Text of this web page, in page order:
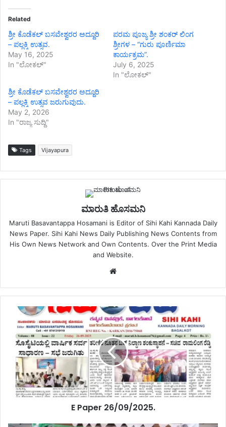
Related
ಶ್ರೀ ಕೊಡೆಕಲ್ ಬಸವೇಶ್ವರರ ಅದ್ದೂರಿ
– ಪಲ್ಲಕ್ಕಿ ಉತ್ಸವ.
May 16, 2025
In "ಲೋಕಲ್"
ಪರಮ ಪೂಜ್ಯ ಶ್ರೀ ಶಂಕರ್ ಲಿಂಗ
ಶ್ರೀಗಳ – “ಗುರು ಪೂರ್ಣಿಮಾ
ಕಾರ್ಯಕ್ರಮ”.
July 6, 2025
In "ಲೋಕಲ್"
ಶ್ರೀ ಕೊಡೆಕಲ್ ಬಸವೇಶ್ವರರ ಅದ್ದೂರಿ
– ಪಲ್ಲಕ್ಕಿ ಉತ್ಸವ ಜರುಗುವುದು.
May 2, 2026
In "ರಾಜ್ಯ ಸುದ್ದಿ"
Tags Vijayapura
ಮಾರುತಿ ಹೊಸಮನಿ
Maruti Basavantappa Hosamani is Editor of Sihi Kahi Kannada Daily
News Paper. Sihi Kahi News Daily Publishing News Contents from
His Own News Network and Own Contents. Over the Print Media
and Website.
Website
E Paper 26/09/2025.